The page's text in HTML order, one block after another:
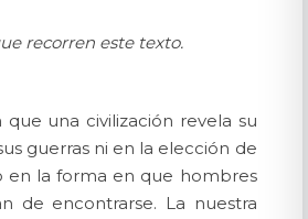
recorren este texto.
que una civilización revela su
guerras ni en la elección de
en la forma en que hombres
de encontrarse. La nuestra